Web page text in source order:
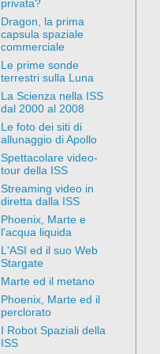
privata?
Dragon, la prima
capsula spaziale
commerciale
Le prime sonde
terrestri sulla Luna
La Scienza nella ISS
dal 2000 al 2008
Le foto dei siti di
allunaggio di Apollo
Spettacolare video-
tour della ISS
Streaming video in
diretta dalla ISS
Phoenix, Marte e
l'acqua liquida
L'ASI ed il suo Web
Stargate
Marte ed il metano
Phoenix, Marte ed il
perclorato
I Robot Spaziali della
ISS